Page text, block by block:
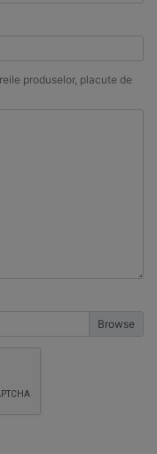
produselor, placute de